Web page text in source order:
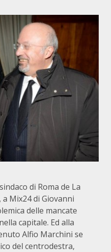
di Roma de La
Mix24 di Giovanni
delle mancate
capitale. Ed alla
Alfio Marchini se
del centrodestra,